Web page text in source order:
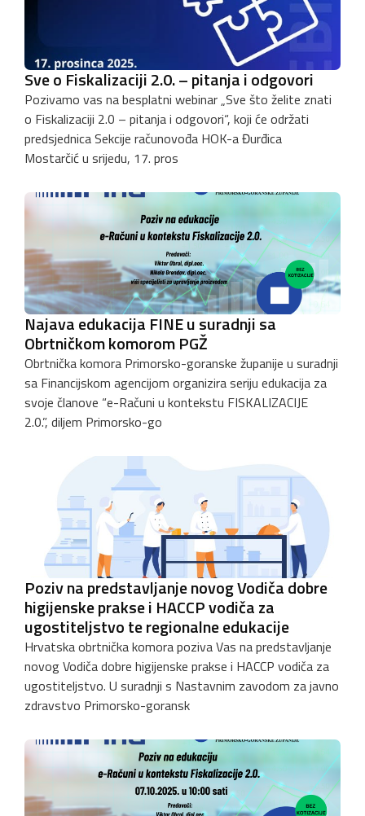
Sve o Fiskalizaciji 2.0. – pitanja i odgovori
Pozivamo vas na besplatni webinar „Sve što želite znati
o Fiskalizaciji 2.0 – pitanja i odgovori“, koji će održati
predsjednica Sekcije računovođa HOK-a Đurđica
Mostarčić u srijedu, 17. pros
Najava edukacija FINE u suradnji sa
Obrtničkom komorom PGŽ
Obrtnička komora Primorsko-goranske županije u suradnji
sa Financijskom agencijom organizira seriju edukacija za
svoje članove “e-Računi u kontekstu FISKALIZACIJE
2.0.”, diljem Primorsko-go
Poziv na predstavljanje novog Vodiča dobre
higijenske prakse i HACCP vodiča za
ugostiteljstvo te regionalne edukacije
Hrvatska obrtnička komora poziva Vas na predstavljanje
novog Vodiča dobre higijenske prakse i HACCP vodiča za
ugostiteljstvo. U suradnji s Nastavnim zavodom za javno
zdravstvo Primorsko-goransk